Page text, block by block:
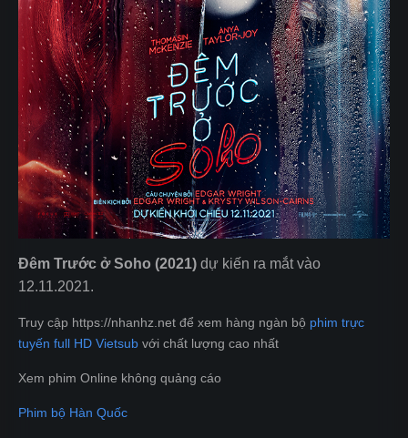
Đêm Trước ở Soho (2021) dự kiến ra mắt vào
12.11.2021.
Truy cập https://nhanhz.net để xem hàng ngàn bộ phim trực
tuyến full HD Vietsub với chất lượng cao nhất
Xem phim Online không quảng cáo
Phim bộ Hàn Quốc